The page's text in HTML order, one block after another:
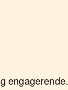
engagerende.